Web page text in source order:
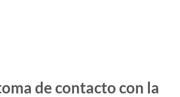
de contacto con la